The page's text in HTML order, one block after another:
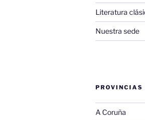
Literatura
Nuestra sede
PROVINCIAS
A Coruña